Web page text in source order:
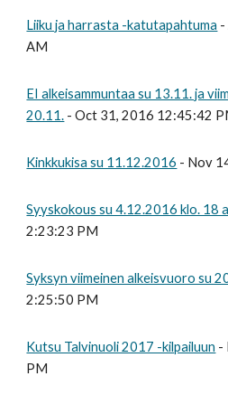
Liiku ja harrasta -katutapahtuma -
AM
EI alkeisammuntaa su 13.11. ja
20.11. - Oct 31, 2016 12:45:42
Kinkkukisa su 11.12.2016 - Nov
Syyskokous su 4.12.2016 klo. 18
2:23:23 PM
Syksyn viimeinen alkeisvuoro su
2:25:50 PM
Kutsu Talvinuoli 2017 -kilpailuun -
PM